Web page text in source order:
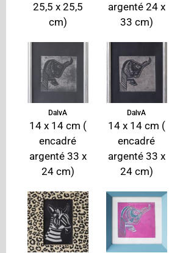
25,5 x 25,5
cm)
argenté 24 x
33 cm)
DalvA
14 x 14 cm (
encadré
argenté 33 x
24 cm)
DalvA
14 x 14 cm (
encadré
argenté 33 x
24 cm)